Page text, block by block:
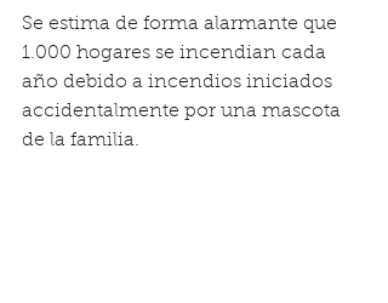
Se estima de forma alarmante que
1.000 hogares se incendian cada
año debido a incendios iniciados
accidentalmente por una mascota
de la familia.